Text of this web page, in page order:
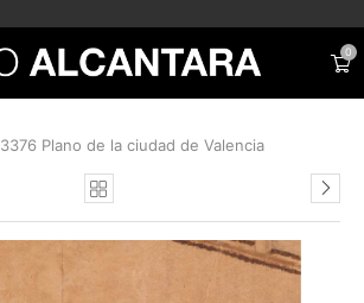
0
3376 Plano de la ciudad de Valencia